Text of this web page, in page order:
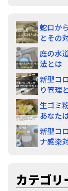
蛇口か
とその
庭の水
法とは
新型コ
り管理
生ゴミ
あなた
新型コ
ナ感染
カテゴリ